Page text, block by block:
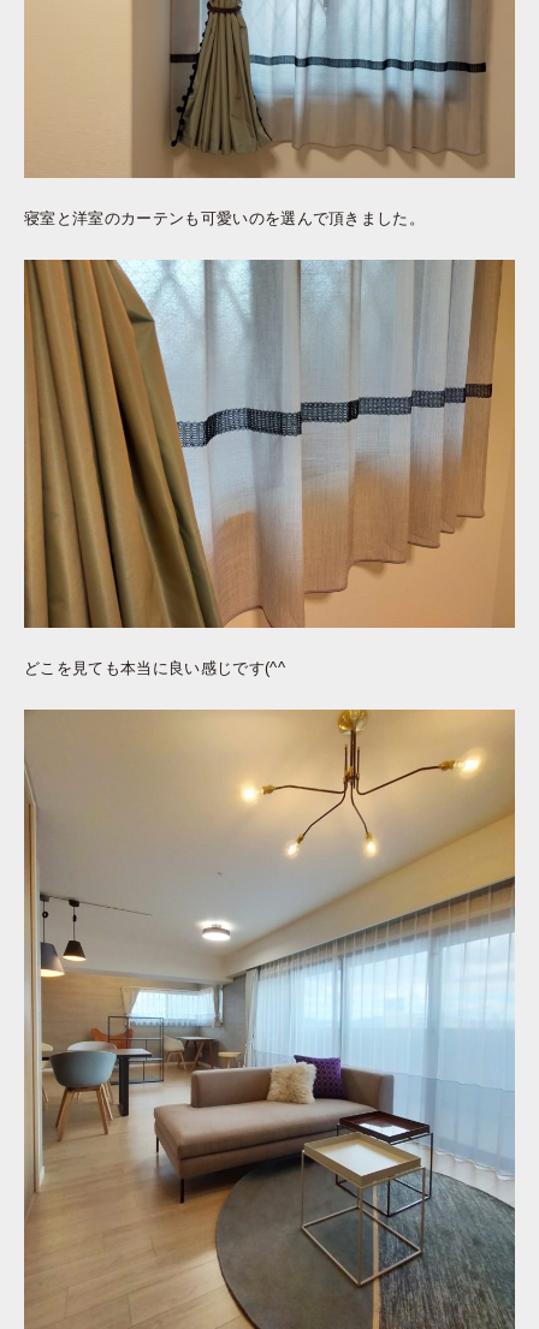
寝室と洋室のカーテンも可愛いのを選んで頂きました。
どこを見ても本当に良い感じです(^^